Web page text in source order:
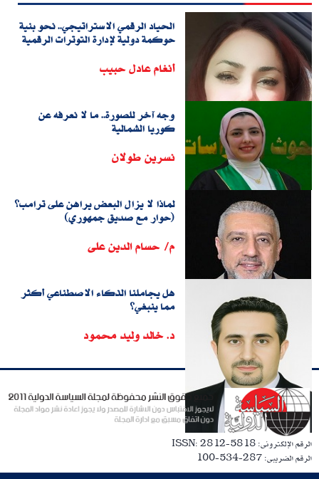
الحياد الرقمي الاستراتيجي.. نحو بنية
حوكمة دولية لإدارة التوترات الرقمية
أنغام عادل حبيب
وجه آخر للصورة.. ما لا نعرفه عن
كوريا الشمالية
نسرين طولان
لماذا لا يزال البعض يراهن على ترامب؟
(حوار مع صديق جمهوري)
م/ حسام الدين على
هل يجاملنا الذكاء الاصطناعي أكثر
مما ينبغي؟
د. خالد وليد محمود
الرقم الإلكترونى: ISSN: 2812-5818
الرقم الضريبى: 287-534-100